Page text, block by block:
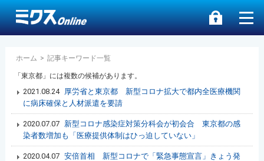
ホーム > 記事キーワード一覧
「東京都」には複数の候補があります。
2021.08.24
厚労省と東京都 新型コロナ拡大で都内全医療機関
に病床確保と人材派遣を要請
2020.07.07
新型コロナ感染症対策分科会が初会合 東京都の感
染者数増加も「医療提供体制はひっ迫していない」
2020.04.07 安倍首相 新型コロナで「緊急事態宣言」きょう発